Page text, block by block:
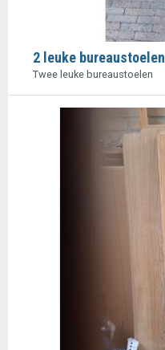
2 leuke bureaustoelen
Twee leuke bureaustoelen